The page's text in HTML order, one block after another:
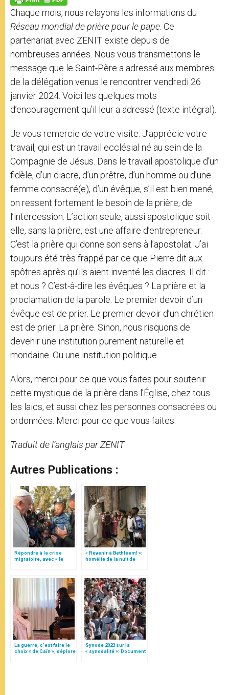
p e
r
k
Chaque mois, nous relayons les informations du
Réseau mondial de prière pour le pape. Ce
partenariat avec ZENIT existe depuis de
nombreuses années. Nous vous transmettons le
message que le Saint-Père a adressé aux membres
de la délégation venus le rencontrer vendredi 26
janvier 2024. Voici les quelques mots
d’encouragement qu’il leur a adressé (texte intégral).
Je vous remercie de votre visite. J’apprécie votre
travail, qui est un travail ecclésial né au sein de la
Compagnie de Jésus. Dans le travail apostolique d’un
fidèle, d’un diacre, d’un prêtre, d’un homme ou d’une
femme consacré(e), d’un évêque, s’il est bien mené,
on ressent fortement le besoin de la prière, de
l’intercession. L’action seule, aussi apostolique soit-
elle, sans la prière, est une affaire d’entrepreneur.
C’est la prière qui donne son sens à l’apostolat. J’ai
toujours été très frappé par ce que Pierre dit aux
apôtres après qu’ils aient inventé les diacres. Il dit :
et nous ? C’est-à-dire les évêques ? La prière et la
proclamation de la parole. Le premier devoir d’un
évêque est de prier. Le premier devoir d’un chrétien
est de prier. La prière. Sinon, nous risquons de
devenir une institution purement naturelle et
mondaine. Ou une institution politique.
Alors, merci pour ce que vous faites pour soutenir
cette mystique de la prière dans l’Église, chez tous
les laïcs, et aussi chez les personnes consacrées ou
ordonnées. Merci pour ce que vous faites.
Traduit de l’anglais par ZENIT
Autres Publications :
Répondre à la crise
migratoire, avec « le
« Revenir à Bethléem! »:
homélie de la nuit de
Noël (texte complet)
La guerre, c’est faire le
choix « de Caïn », déplore
Synode 2023 sur la
« synodalité »: Document